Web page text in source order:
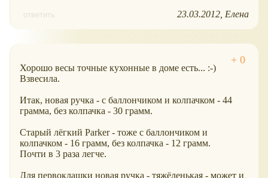
ответить 23.03.2012 Елена
Хорошо весы точные кухонные в доме есть... :-)
Взвесила.
Итак, новая ручка - с баллончиком и колпачком - 44
грамма, без колпачка - 30 грамм.
Старый лёгкий Parker - тоже с баллончиком и
колпачком - 16 грамм, без колпачка - 12 грамм.
Почти в 3 раза легче.
Для первоклашки новая ручка - тяжёленькая - может и